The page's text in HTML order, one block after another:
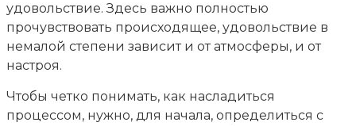
удовольствие. Здесь важно полностью
прочувствовать происходящее, удовольствие в
немалой степени зависит и от атмосферы, и от
настроя.
Чтобы четко понимать, как насладиться
процессом, нужно, для начала, определиться с